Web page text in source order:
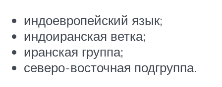
индоевропейский язык;
индоиранская ветка;
иранская группа;
северо-восточная подгруппа.